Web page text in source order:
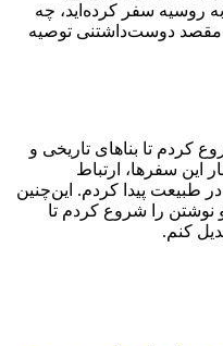
روسیه سفر کرده‌اید، چه
مقصد دوست‌داشتنی توصیه
کردم تا بناهای تاریخی و
این سفرها، ارتباط
طبیعت پیدا کردم. این‌چنین
نوشتن را شروع کردم تا
کنم.